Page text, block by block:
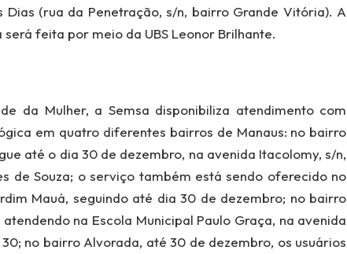
Dias (rua da Penetração, s/n, bairro Grande Vitória). A
feita por meio da UBS Leonor Brilhante.
da Mulher, a Semsa disponibiliza atendimento com
em quatro diferentes bairros de Manaus: no bairro
até o dia 30 de dezembro, na avenida Itacolomy, s/n,
de Souza; o serviço também está sendo oferecido no
Mauá, seguindo até dia 30 de dezembro; no bairro
na Escola Municipal Paulo Graça, na avenida
no bairro Alvorada, até 30 de dezembro, os usuários